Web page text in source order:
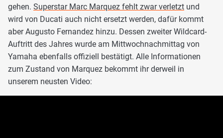
gehen. Superstar Marc Marquez fehlt zwar verletzt und
wird von Ducati auch nicht ersetzt werden, dafür kommt
aber Augusto Fernandez hinzu. Dessen zweiter Wildcard-
Auftritt des Jahres wurde am Mittwochnachmittag von
Yamaha ebenfalls offiziell bestätigt. Alle Informationen
zum Zustand von Marquez bekommt ihr derweil in
unserem neusten Video: